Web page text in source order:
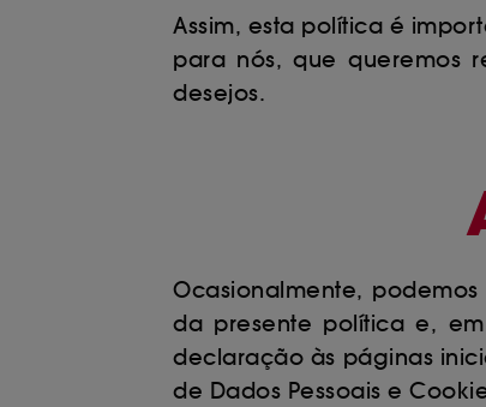
Assim, esta política é
para nós, que queremos
desejos.
Ocasionalmente,
da presente política e,
declaração às páginas
de Dados Pessoais e